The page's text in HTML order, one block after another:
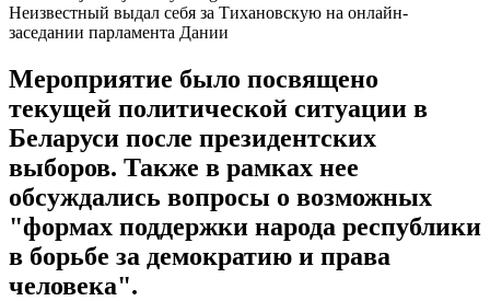
Неизвестный выдал себя за Тихановскую на онлайн-
заседании парламента Дании
Мероприятие было посвящено
текущей политической ситуации в
Беларуси после президентских
выборов. Также в рамках нее
обсуждались вопросы о возможных
"формах поддержки народа республики
в борьбе за демократию и права
человека".